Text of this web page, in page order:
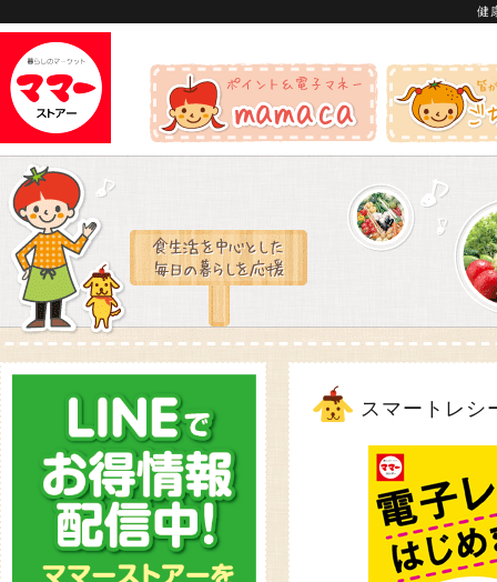
健
スマートレシ